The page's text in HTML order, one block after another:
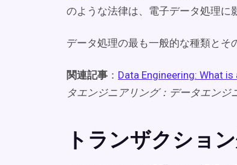
のような法律は、電子データ処理に
データ処理の最も一般的な種類とそ
関連記事 ： Data Engineering: What
タエンジニアリング：データエン
トランザクショ